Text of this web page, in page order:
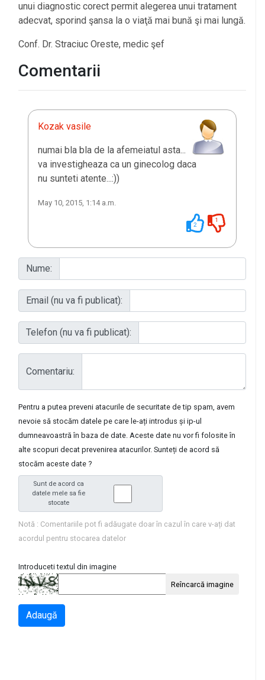
unui diagnostic corect permit alegerea unui tratament
adecvat, sporind şansa la o viaţă mai bună şi mai lungă.
Conf. Dr. Straciuc Oreste, medic şef
Comentarii
Kozak vasile
numai bla bla de la afemeiatul asta...
va investigheaza ca un ginecolog daca
nu sunteti atente...:))
May 10, 2015, 1:14 a.m.
2
1
Nume:
Email (nu va fi publicat):
Telefon (nu va fi publicat):
Comentariu:
Pentru a putea preveni atacurile de securitate de tip spam, avem
nevoie să stocăm datele pe care le-ați introdus și ip-ul
dumneavoastră în baza de date. Aceste date nu vor fi folosite în
alte scopuri decat prevenirea atacurilor. Sunteți de acord să
stocăm aceste date ?
Sunt de acord ca
datele mele sa fie
stocate
Notă : Comentariile pot fi adăugate doar în cazul în care v-ați dat
acordul pentru stocarea datelor
Introduceti textul din imagine
Reîncarcă imagine
Adaugă